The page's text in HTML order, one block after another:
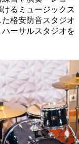
るミュージックス
格安防音スタジオ
ーサルスタジオを